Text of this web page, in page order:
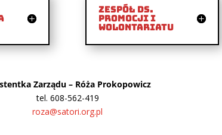
Zespół ds.
Promocji i
Wolontariatu
Zarządu – Róża Prokopowicz
tel. 608-562-419
roza@satori.org.pl